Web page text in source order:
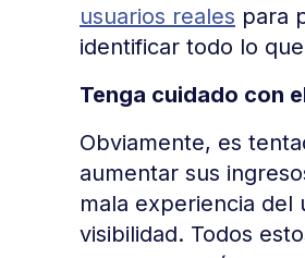
usuarios reales para
identificar todo lo
Tenga cuidado con
Obviamente, es
aumentar sus
mala experiencia del
visibilidad. Todos